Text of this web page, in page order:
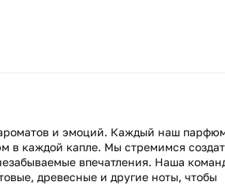
и эмоций. Каждый наш
в каждой капле. Мы стремимся
впечатления. Наша
древесные и другие ноты, чтобы